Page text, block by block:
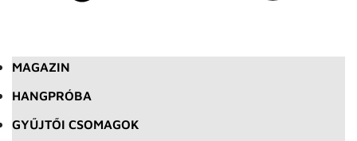
MAGAZIN
HANGPRÓBA
GYŰJTŐI CSOMAGOK